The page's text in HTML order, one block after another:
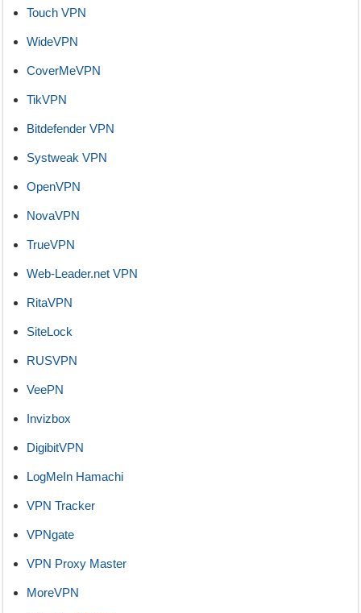
Touch VPN
WideVPN
CoverMeVPN
TikVPN
Bitdefender VPN
Systweak VPN
OpenVPN
NovaVPN
TrueVPN
Web-Leader.net VPN
RitaVPN
SiteLock
RUSVPN
VeePN
Invizbox
DigibitVPN
LogMeIn Hamachi
VPN Tracker
VPNgate
VPN Proxy Master
MoreVPN